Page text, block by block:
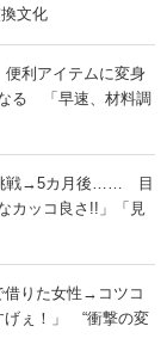
ル交換文化
利アイテムに変身
る 「早速、材料調
挑戦→5カ月後…… 目
カッコ良さ!!」「見
借りた女性→コツコ
ぇ！」 “衝撃の変